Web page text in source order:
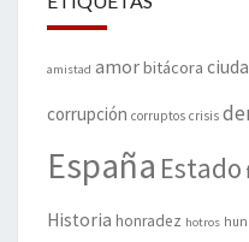
amistad amorbitácora
corrupción corruptos crisis
España Estado
Historia honradez hotros